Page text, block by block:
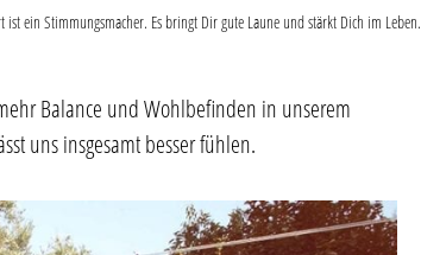
ist ein Stimmungsmacher. Es bringt Dir gute Laune und stärkt Dich im Leben.
Balance und Wohlbefinden in unserem
uns insgesamt besser fühlen.